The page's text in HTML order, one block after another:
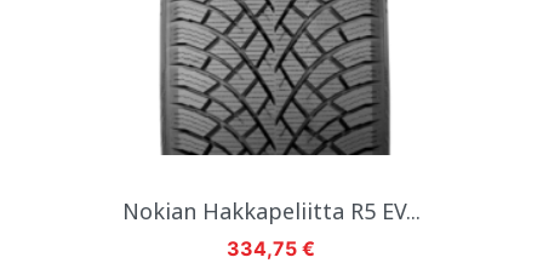
Nokian Hakkapeliitta R5 EV...
Hinta
334,75 €